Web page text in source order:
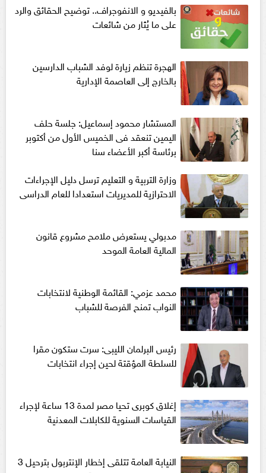
بالفيديو و الانفوجراف.. توضيح الحقائق والرد
على ما يُثار من شائعات
الهجرة تنظم زيارة لوفد الشباب الدارسين
بالخارج إلى العاصمة الإدارية
المستشار محمود إسماعيل: جلسة حلف
اليمين تنعقد فى الخميس الأول من أكتوبر
برئاسة أكبر الأعضاء سنا
وزارة التربية و التعليم ترسل دليل الإجراءات
الاحترازية للمديريات استعدادا للعام الدراسى
مدبولي يستعرض ملامح مشروع قانون
المالية العامة الموحد
محمد عزمي: القائمة الوطنية لانتخابات
النواب تمنح الفرصة للشباب
رئيس البرلمان الليبى: سرت ستكون مقرا
للسلطة المؤقتة لحين إجراء انتخابات
إغلاق كوبرى تحيا مصر لمدة 13 ساعة لإجراء
القياسات السنوية للكابلات المعدنية
النيابة العامة تتلقى إخطار الإنتربول بترحيل 3